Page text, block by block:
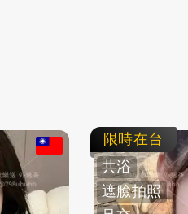
限時在台
共浴
遮臉拍照